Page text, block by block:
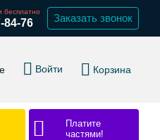
бесплатно
84-76 Заказать звонок
Войти Корзина
Платите
частями!